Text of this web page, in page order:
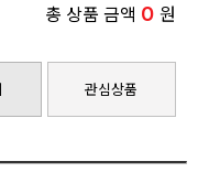
총 상품 금액 0 원
관심상품